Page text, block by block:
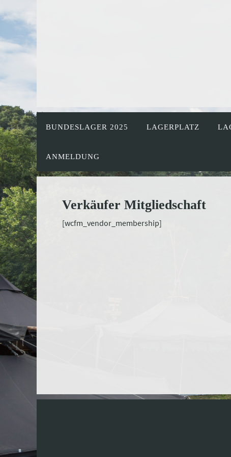
Inhalt
springen
Zum
Inhalt
springen
BUNDESLAGER 2025 LAGERPLATZ
ANMELDUNG
Verkäufer Mitgliedschaft
[wcfm_vendor_membership]